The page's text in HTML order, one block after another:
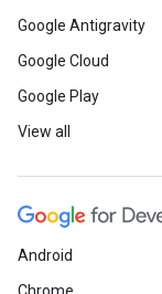
Google Antigravity
Google Cloud
Google Play
View all
Android